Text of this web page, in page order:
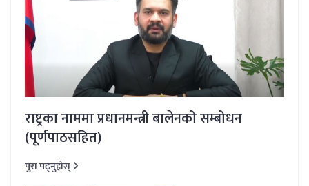
राष्ट्रका नाममा प्रधानमन्त्री बालेनको सम्बोधन
(पूर्णपाठसहित)
पुरा पढ्नुहोस्